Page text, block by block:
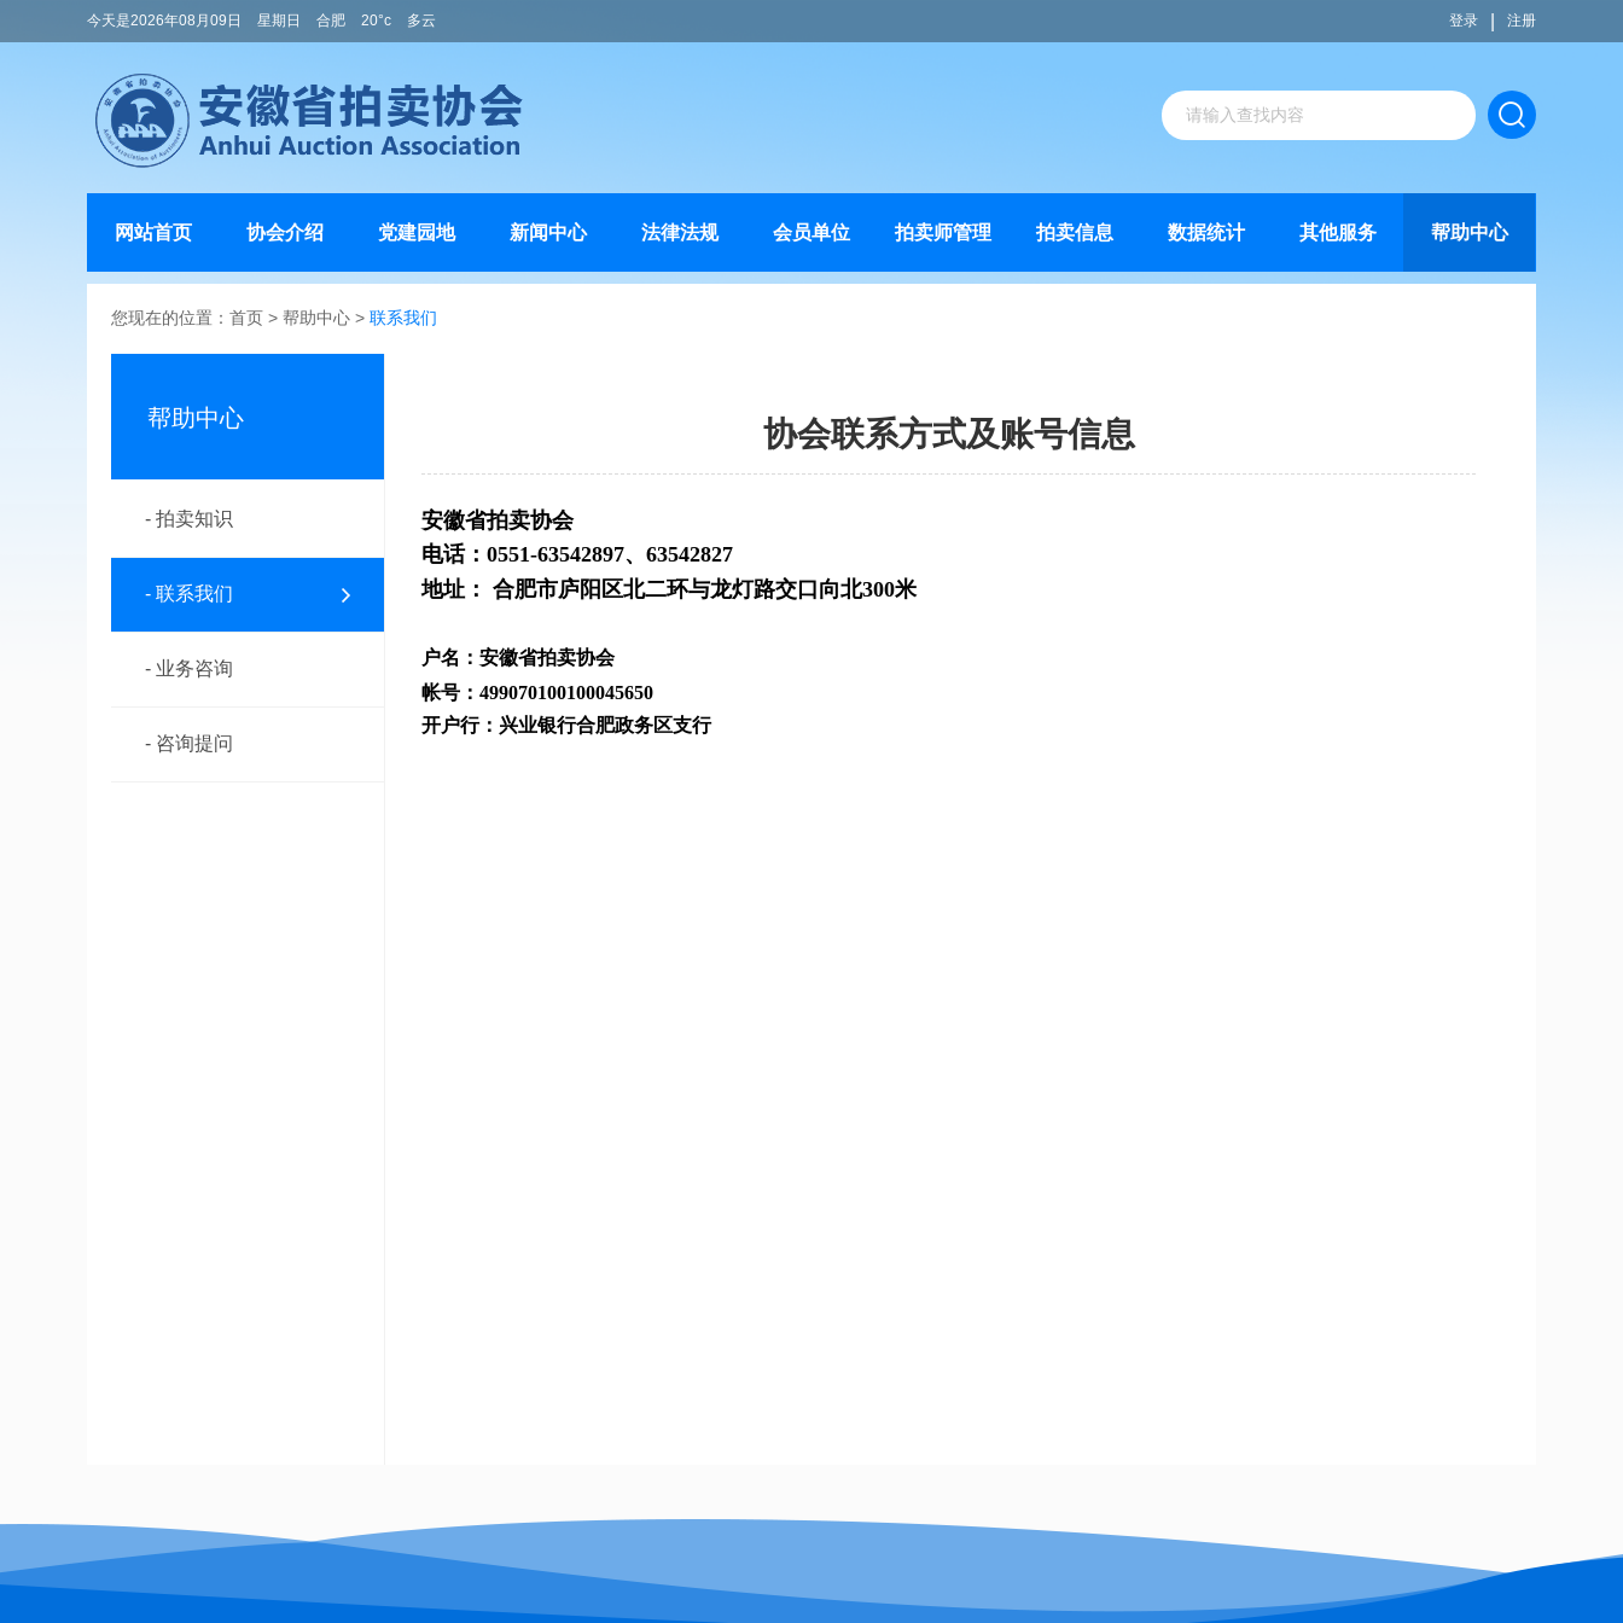
今天是2026年08月09日 星期日 合肥 20°c 多云 登录 注册
网站首页 协会介绍 党建园地 新闻中心 法律法规 会员单位 拍卖师管理 拍卖信息 数据统计 其他服务 帮助中心
您现在的位置： 首页 > 帮助中心 > 联系我们
帮助中心
- 拍卖知识
- 联系我们
- 业务咨询
- 咨询提问
协会联系方式及账号信息
安徽省拍卖协会
电话：0551-63542897、63542827
地址： 合肥市庐阳区北二环与龙灯路交口向北300米
户名：安徽省拍卖协会
帐号： 499070100100045650
开户行：兴业银行合肥政务区支行